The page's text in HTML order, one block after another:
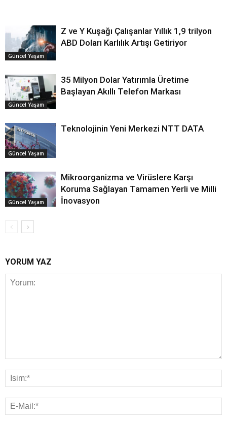
Güncel Yaşam
Z ve Y Kuşağı Çalışanlar Yıllık 1,9 trilyon
ABD Doları Karlılık Artışı Getiriyor
Güncel Yaşam
35 Milyon Dolar Yatırımla Üretime
Başlayan Akıllı Telefon Markası
Güncel Yaşam
Teknolojinin Yeni Merkezi NTT DATA
Güncel Yaşam
Mikroorganizma ve Virüslere Karşı
Koruma Sağlayan Tamamen Yerli ve Milli
İnovasyon
YORUM YAZ